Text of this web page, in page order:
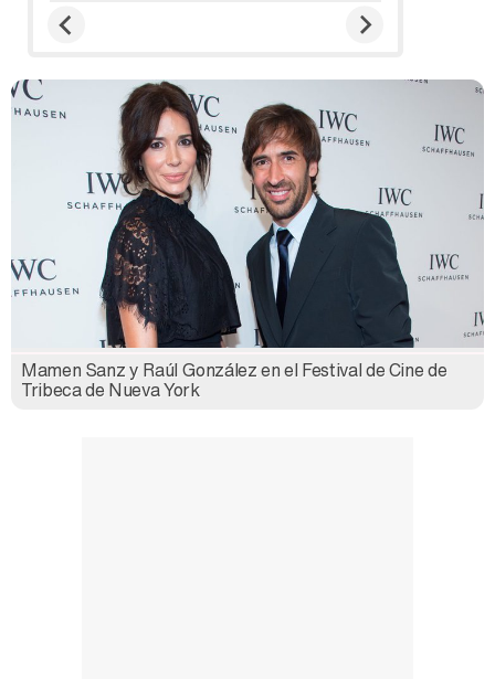
Mamen Sanz y Raúl González en el Festival de Cine de
Tribeca de Nueva York